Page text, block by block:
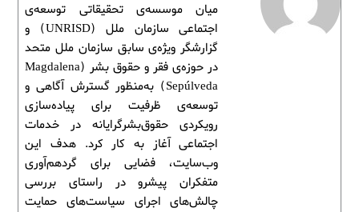
میان موسسه‌ی تحقیقاتی توسعه‌ی
اجتماعی سازمان ملل (UNRISD) و
گزارشگر ویژه‌ی سابق سازمان ملل متحد
در حوزه‌ی فقر و حقوق بشر (Magdalena
Sepúlveda) به‌منظور گسترش آگاهی و
توسعه‌ی ظرفیت برای پیاده‌سازی
رویکردی حقوق‌بشرگرایانه در خدمات
اجتماعی آغاز به کار کرد. هدف این
وب‌سایت، فضایی برای گردهم‌آوری
متفکران پیشرو در راستای بررسی
چالش‌های اجرای سیاست‌های حمایت